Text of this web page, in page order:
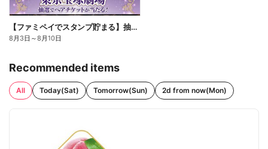
【ファミペイでスタンプ貯まる】抽選でペアチケットが当たる!
8月3日 ～8月10日
Recommended items
All Today(Sat) Tomorrow(Sun) 2d from now(Mon)